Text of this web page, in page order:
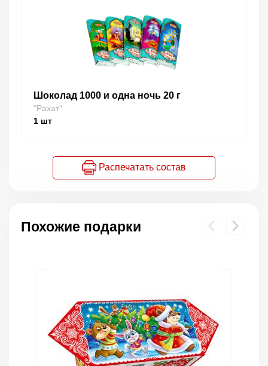
Шоколад 1000 и одна ночь 20 г
"Рахат"
1 шт
Распечатать состав
Похожие подарки